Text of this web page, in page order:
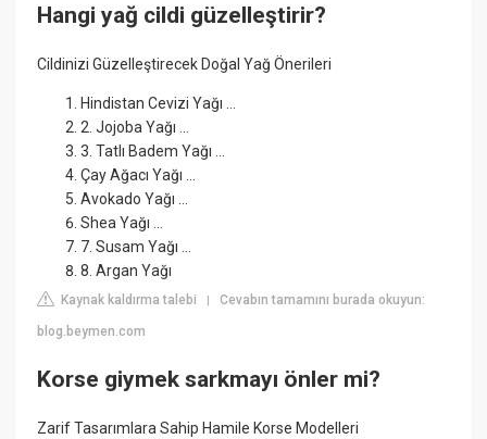
Hangi yağ cildi güzelleştirir?
Cildinizi Güzelleştirecek Doğal Yağ Önerileri
Hindistan Cevizi Yağı ...
2. Jojoba Yağı ...
3. Tatlı Badem Yağı ...
Çay Ağacı Yağı ...
Avokado Yağı ...
Shea Yağı ...
7. Susam Yağı ...
8. Argan Yağı
Kaynak kaldırma talebi |Cevabın tamamını burada okuyun:
blog.beymen.com
Korse giymek sarkmayı önler mi?
Zarif Tasarımlara Sahip Hamile Korse Modelleri